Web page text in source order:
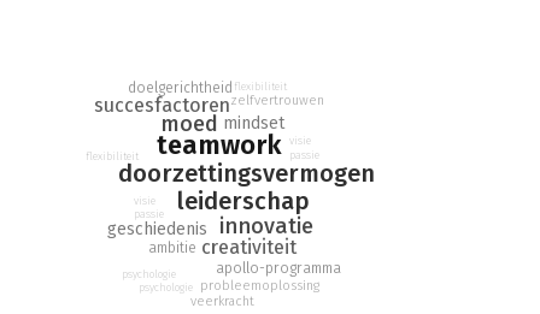
teamwork
doorzettingsvermogen
leiderschap
moed
innovatie
creativiteit
succesfactoren
geschiedenis
mindset
ambitie
doelgerichtheid
apollo-programma
probleemoplossing
zelfvertrouwen
veerkracht
passie
psychologie
visie
flexibiliteit
passie
psychologie
visie
flexibiliteit